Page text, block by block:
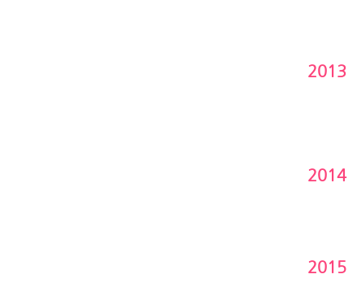
2013
2014
2015